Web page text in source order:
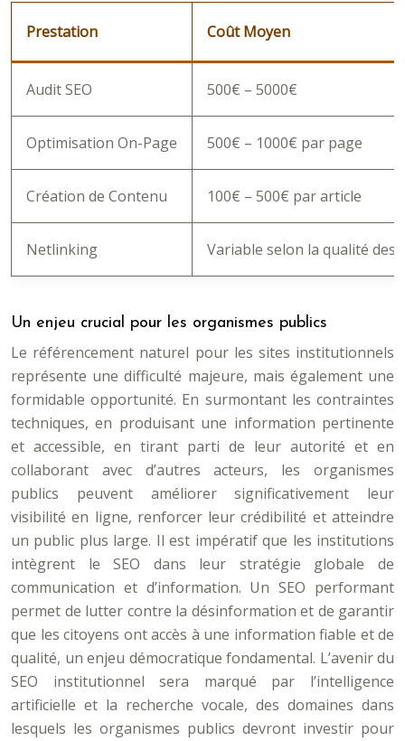
Prestation Coût Moyen
Audit SEO 500€ – 5000€
Optimisation On-Page 500€ – 1000€ par page
Création de Contenu 100€ – 500€ par article
Netlinking Variable selon la qualité des
Un enjeu crucial pour les organismes publics
Le référencement naturel pour les sites institutionnels
représente une difficulté majeure, mais également une
formidable opportunité. En surmontant les contraintes
techniques, en produisant une information pertinente
et accessible, en tirant parti de leur autorité et en
collaborant avec d’autres acteurs, les organismes
publics peuvent améliorer significativement leur
visibilité en ligne, renforcer leur crédibilité et atteindre
un public plus large. Il est impératif que les institutions
intègrent le SEO dans leur stratégie globale de
communication et d’information. Un SEO performant
permet de lutter contre la désinformation et de garantir
que les citoyens ont accès à une information fiable et de
qualité, un enjeu démocratique fondamental. L’avenir du
SEO institutionnel sera marqué par l’intelligence
artificielle et la recherche vocale, des domaines dans
lesquels les organismes publics devront investir pour